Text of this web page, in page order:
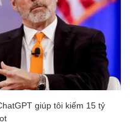
giúp tôi kiếm 15 tỷ